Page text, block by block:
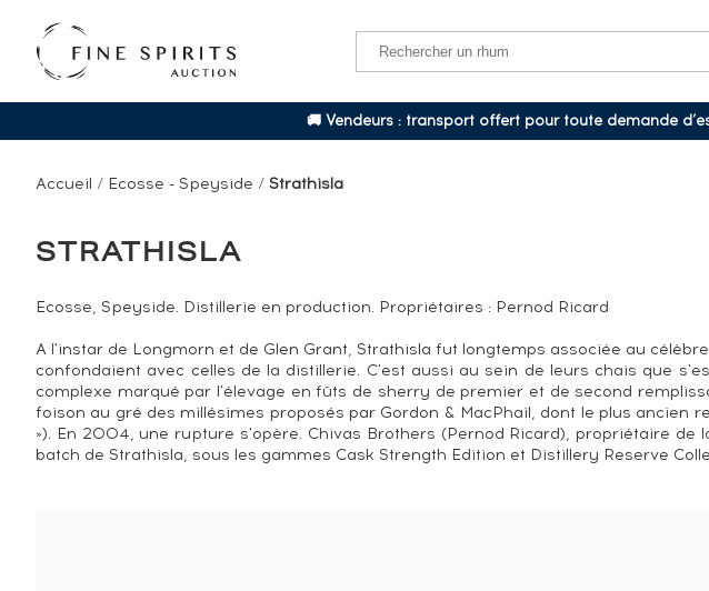
🚚 Vendeurs : transport offert pour toute demande
Accueil / Ecosse - Speyside / Strathisla
STRATHISLA
Ecosse, Speyside. Distillerie en production. Propriétaires : Pernod Ricard
A l'instar de Longmorn et de Glen Grant, Strathisla fut longtemps associée au
confondaient avec celles de la distillerie. C'est aussi au sein de leurs chais que
complexe marqué par l'élevage en fûts de sherry de premier et de second
foison au gré des millésimes proposés par Gordon & MacPhail, dont le plus ancien
»). En 2004, une rupture s'opère. Chivas Brothers (Pernod Ricard), propriétaire
batch de Strathisla, sous les gammes Cask Strength Edition et Distillery Reserve